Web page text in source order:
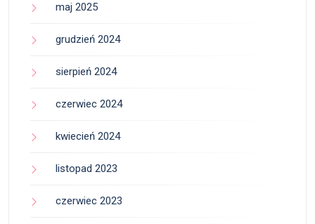
maj 2025
grudzień 2024
sierpień 2024
czerwiec 2024
kwiecień 2024
listopad 2023
czerwiec 2023